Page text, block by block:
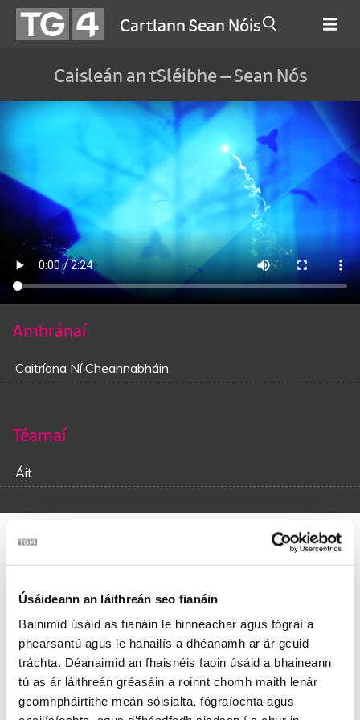
Úsáideann an láithreán seo fianáin
Bainimid úsáid as fianáin le hinneachar agus fógraí a
phearsantú agus le hanailís a dhéanamh ar ár gcuid
tráchta. Déanaimid an fhaisnéis faoin úsáid a bhaineann
tú as ár láithreán gréasáin a roinnt chomh maith lenár
gcomhpháirtithe meán sóisialta, fógraíochta agus
Cartlann Sean Nóis
Caisleán an tSléibhe – Sean Nós
Amhránaí
Caitríona Ní Cheannabháin
Téamaí
Áit
Caisleán an tSléibhe
Is fada a bhéas trácht ar an gCaisleán atá déanta
Nach bhfacthas a leithéide san oileán seo fós,
Tá fascadh ann ón ngaoithe, ón ngrian, is ón mbáisteach
Cead rince agus spóirt ann ag sean agus óg.
Casadh thart mise ann tráthnóna Dé hAoine
Is le titim na hoíche sea dhúin sé ina cheo,
Cóiríodh mo leaba dhom is b’éigean dhom síneadh,